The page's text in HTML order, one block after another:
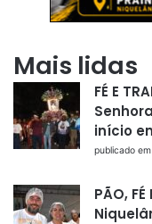
Mais lidas
FÉ E
início
publicado
PÃO,